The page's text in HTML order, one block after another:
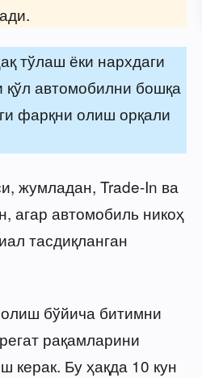
тўлаш ёки нархдаги
автомобилни бошқа
фарқни олиш орқали
жумладан, Trade-In ва
агар автомобиль никоҳ
тасдиқланган
бўйича битимни
рақамларини
Бу ҳақда 10 кун